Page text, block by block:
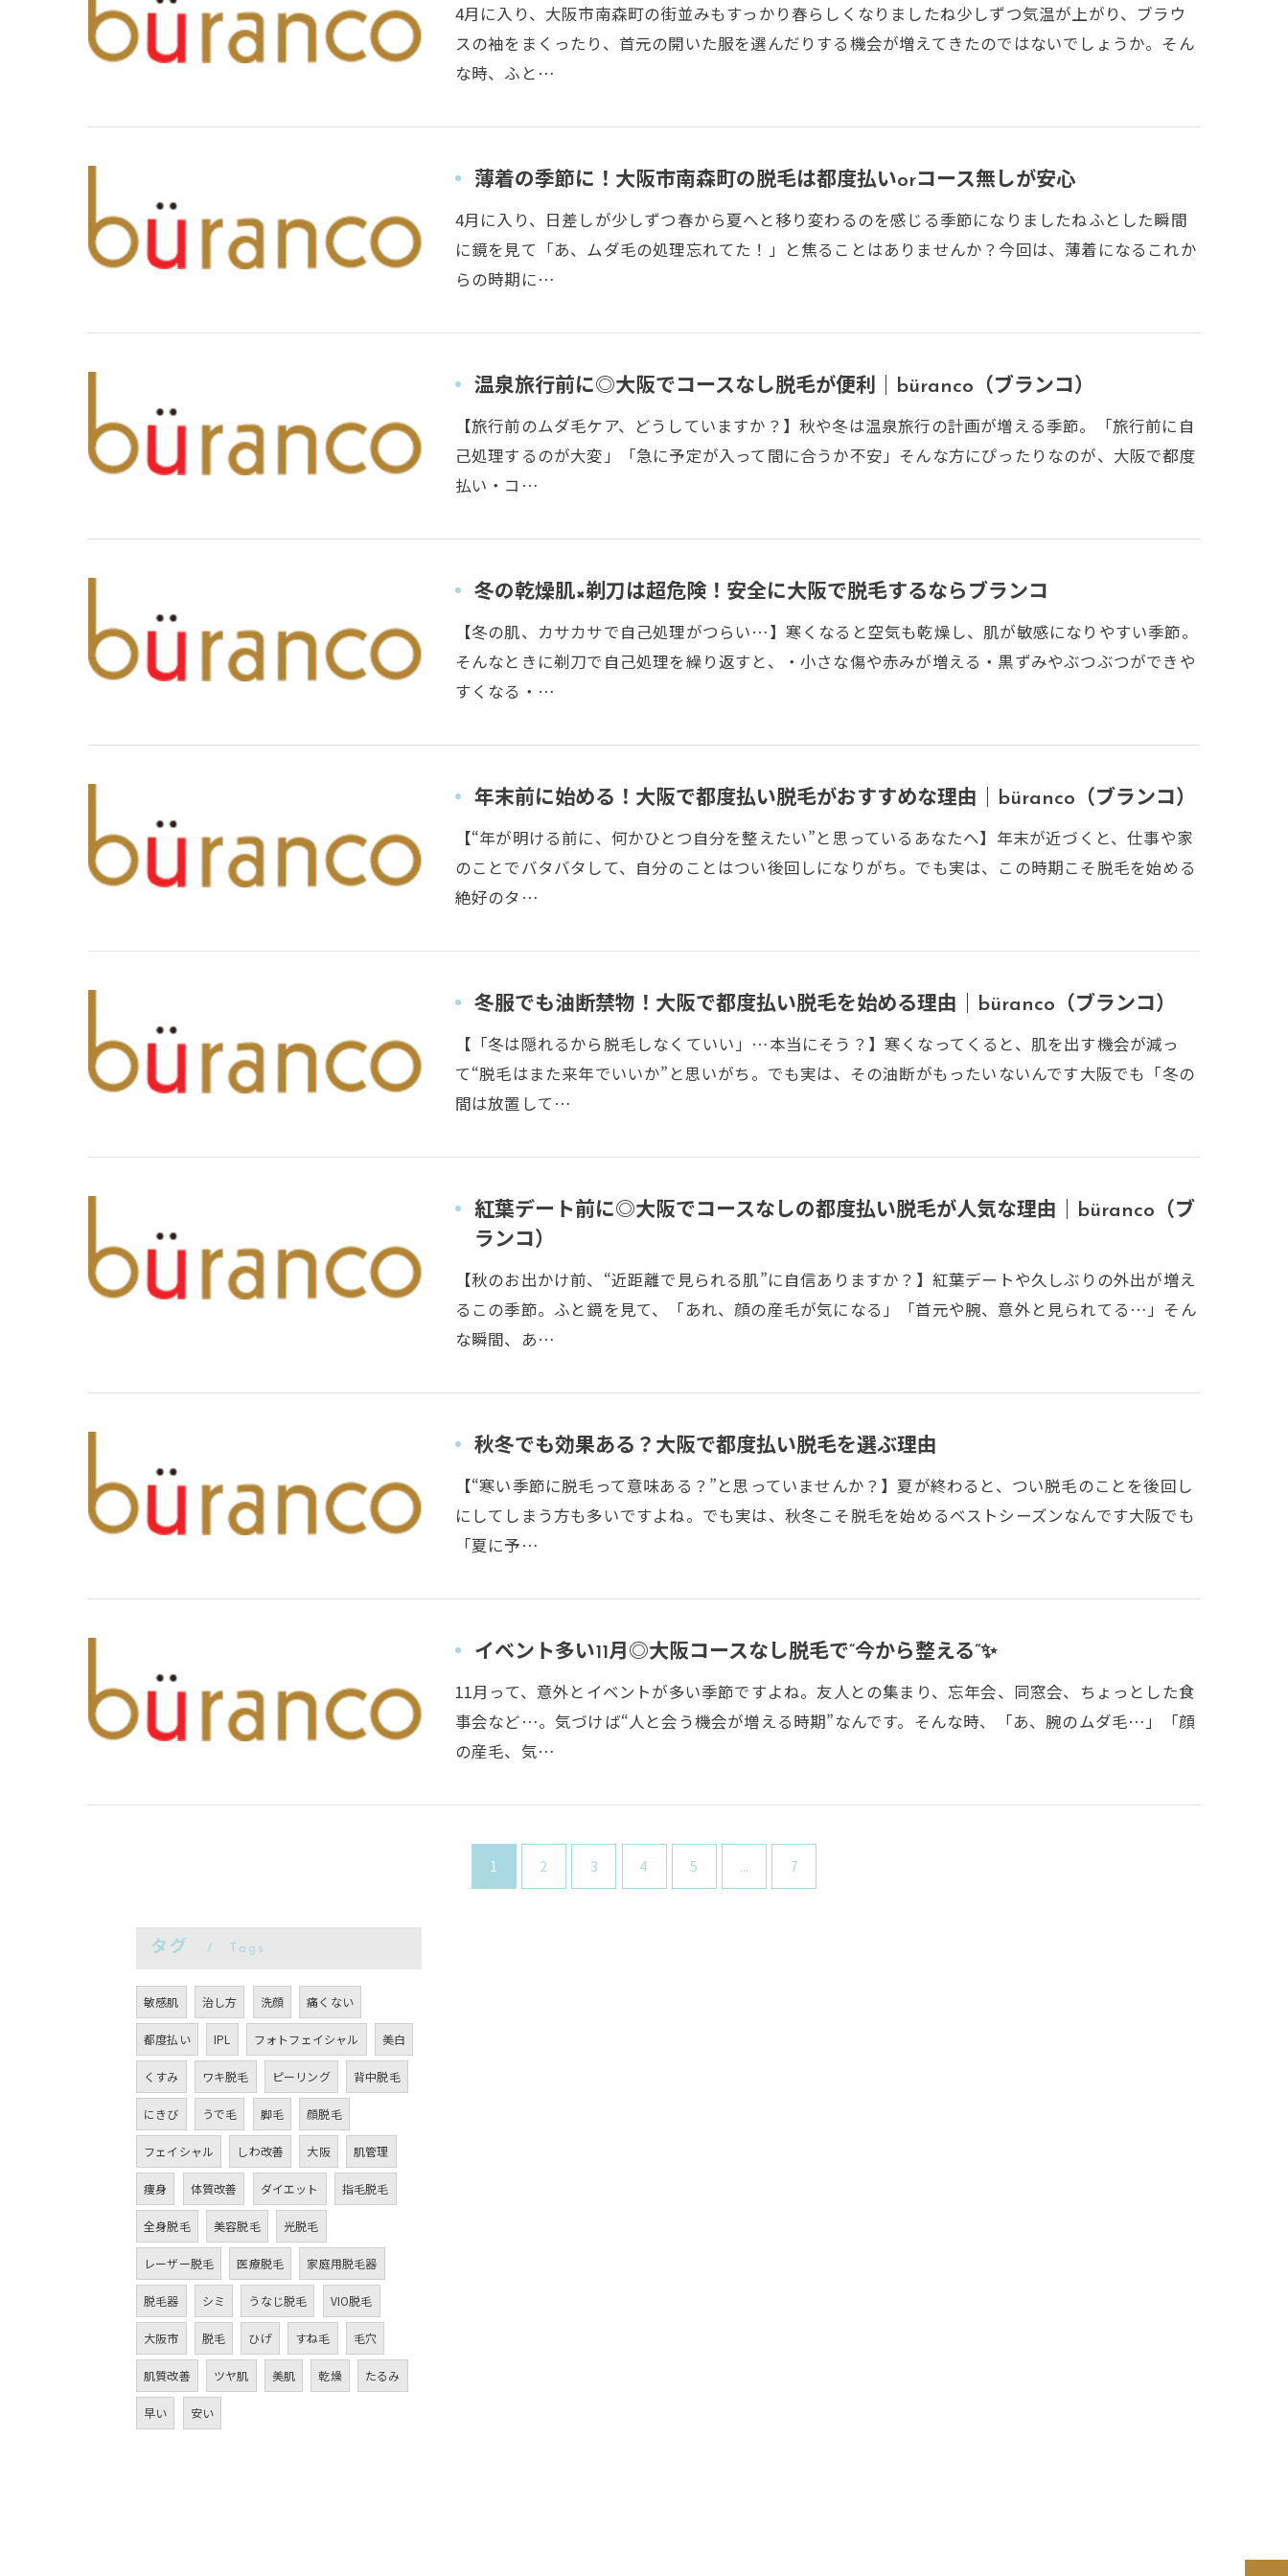
4月に入り、大阪市南森町の街並みもすっかり春らしくなりましたね少しずつ気温が上がり、ブラウ
スの袖をまくったり、首元の開いた服を選んだりする機会が増えてきたのではないでしょうか。そん
な時、ふと…
薄着の季節に！大阪市南森町の脱毛は都度払いorコース無しが安心
4月に入り、日差しが少しずつ春から夏へと移り変わるのを感じる季節になりましたねふとした瞬間
に鏡を見て「あ、ムダ毛の処理忘れてた！」と焦ることはありませんか？今回は、薄着になるこれか
らの時期に…
温泉旅行前に◎大阪でコースなし脱毛が便利｜büranco（ブランコ）
【旅行前のムダ毛ケア、どうしていますか？】秋や冬は温泉旅行の計画が増える季節。「旅行前に自
己処理するのが大変」「急に予定が入って間に合うか不安」そんな方にぴったりなのが、大阪で都度
払い・コ…
冬の乾燥肌×剃刀は超危険！安全に大阪で脱毛するならブランコ
【冬の肌、カサカサで自己処理がつらい…】寒くなると空気も乾燥し、肌が敏感になりやすい季節。
そんなときに剃刀で自己処理を繰り返すと、・小さな傷や赤みが増える・黒ずみやぶつぶつができや
すくなる・…
年末前に始める！大阪で都度払い脱毛がおすすめな理由｜büranco（ブランコ）
【“年が明ける前に、何かひとつ自分を整えたい”と思っているあなたへ】年末が近づくと、仕事や家
のことでバタバタして、自分のことはつい後回しになりがち。でも実は、この時期こそ脱毛を始める
絶好のタ…
冬服でも油断禁物！大阪で都度払い脱毛を始める理由｜büranco（ブランコ）
【「冬は隠れるから脱毛しなくていい」…本当にそう？】寒くなってくると、肌を出す機会が減っ
て“脱毛はまた来年でいいか”と思いがち。でも実は、その油断がもったいないんです大阪でも「冬の
間は放置して…
紅葉デート前に◎大阪でコースなしの都度払い脱毛が人気な理由｜büranco（ブ
ランコ）
【秋のお出かけ前、“近距離で見られる肌”に自信ありますか？】紅葉デートや久しぶりの外出が増え
るこの季節。ふと鏡を見て、「あれ、顔の産毛が気になる」「首元や腕、意外と見られてる…」そん
な瞬間、あ…
秋冬でも効果ある？大阪で都度払い脱毛を選ぶ理由
【“寒い季節に脱毛って意味ある？”と思っていませんか？】夏が終わると、つい脱毛のことを後回し
にしてしまう方も多いですよね。でも実は、秋冬こそ脱毛を始めるベストシーズンなんです大阪でも
「夏に予…
イベント多い11月◎大阪コースなし脱毛で“今から整える”✨
11月って、意外とイベントが多い季節ですよね。友人との集まり、忘年会、同窓会、ちょっとした食
事会など…。気づけば“人と会う機会が増える時期”なんです。そんな時、「あ、腕のムダ毛…」「顔
の産毛、気…
1 2 3 4 5 ... 7
タグ Tags
敏感肌 治し方 洗顔 痛くない
都度払い IPL フォトフェイシャル 美白
くすみ ワキ脱毛 ピーリング 背中脱毛
にきび うで毛 脚毛 顔脱毛
フェイシャル しわ改善 大阪 肌管理
痩身 体質改善 ダイエット 指毛脱毛
全身脱毛 美容脱毛 光脱毛
レーザー脱毛 医療脱毛 家庭用脱毛器
脱毛器 シミ うなじ脱毛 VIO脱毛
大阪市 脱毛 ひげ すね毛 毛穴
肌質改善 ツヤ肌 美肌 乾燥 たるみ
早い 安い